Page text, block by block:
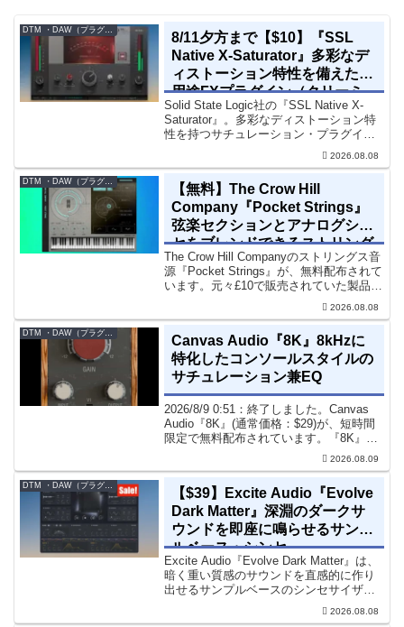
8/11夕方まで【$10】『SSL
Native X-Saturator』多彩なデ
ィストーション特性を備えた多
用途FXプラグイン（クリーミ
ィ＆ウォームなサウンド）
Solid State Logic社の『SSL Native X-
Saturator』。多彩なディストーション特
性を持つサチュレーション・プラグイン
です。音楽制作者、エンジニアの間でも
評価の高い製品です。競合するサチュレ
2026.08.08
DTM ・DAW（プラグイン、シンセなど）のセール情報
【無料】The Crow Hill
Company『Pocket Strings』
弦楽セクションとアナログシン
セをブレンドできるストリング
ス音源プラグイン
The Crow Hill Companyのストリングス音
源『Pocket Strings』が、無料配布されて
います。元々£10で販売されていた製品で
す。『Pocket Strings』についてPocket
2026.08.08
DTM ・DAW（プラグイン、シンセなど）のセール情報
Canvas Audio『8K』8kHzに
特化したコンソールスタイルの
サチュレーション兼EQ
2026/8/9 0:51：終了しました。Canvas
Audio『8K』(通常価格：$29)が、短時間
限定で無料配布されています。『8K』
は、手軽に高域の存在感とアナログ的な
質感をミックスに加えることができる
2026.08.09
【$39】Excite Audio『Evolve
Dark Matter』深淵のダークサ
ウンドを即座に鳴らせるサンプ
ルベース・シンセ
Excite Audio『Evolve Dark Matter』は、
暗く重い質感のサウンドを直感的に作り
出せるサンプルベースのシンセサイザー
です。ダークD&Bやアトモスフェリッ
ク・テクノ、シネマティック作品に適し
2026.08.08